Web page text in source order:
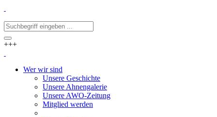
+++
Wer wir sind
Unsere Geschichte
Unsere Ahnengalerie
Unsere AWO-Zeitung
Mitglied werden